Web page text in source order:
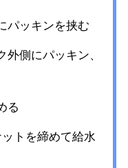
パッキンを挟む
側にパッキン、
る
トを締めて給水